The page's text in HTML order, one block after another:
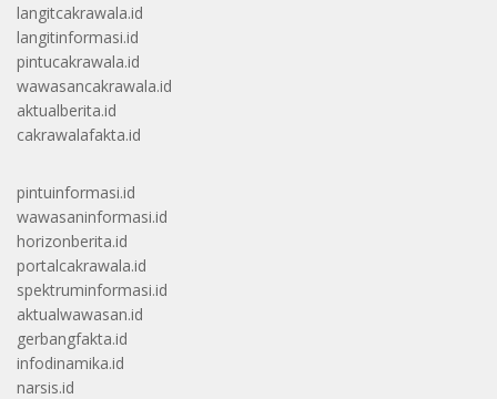
langitcakrawala.id
langitinformasi.id
pintucakrawala.id
wawasancakrawala.id
aktualberita.id
cakrawalafakta.id
pintuinformasi.id
wawasaninformasi.id
horizonberita.id
portalcakrawala.id
spektruminformasi.id
aktualwawasan.id
gerbangfakta.id
infodinamika.id
narsis.id